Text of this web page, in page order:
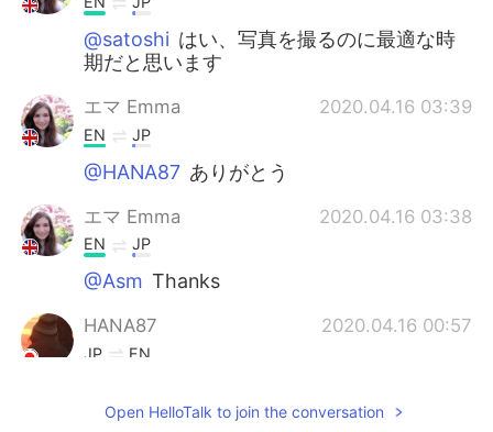
@satoshi はい、写真を撮るのに最適な時
期だと思います
エマ Emma 2020.04.16 03:39
EN JP
@HANA87 ありがとう
エマ Emma 2020.04.16 03:38
EN JP
@Asm Thanks
HANA87 2020.04.16 00:57
JP EN
Open HelloTalk to join the conversation